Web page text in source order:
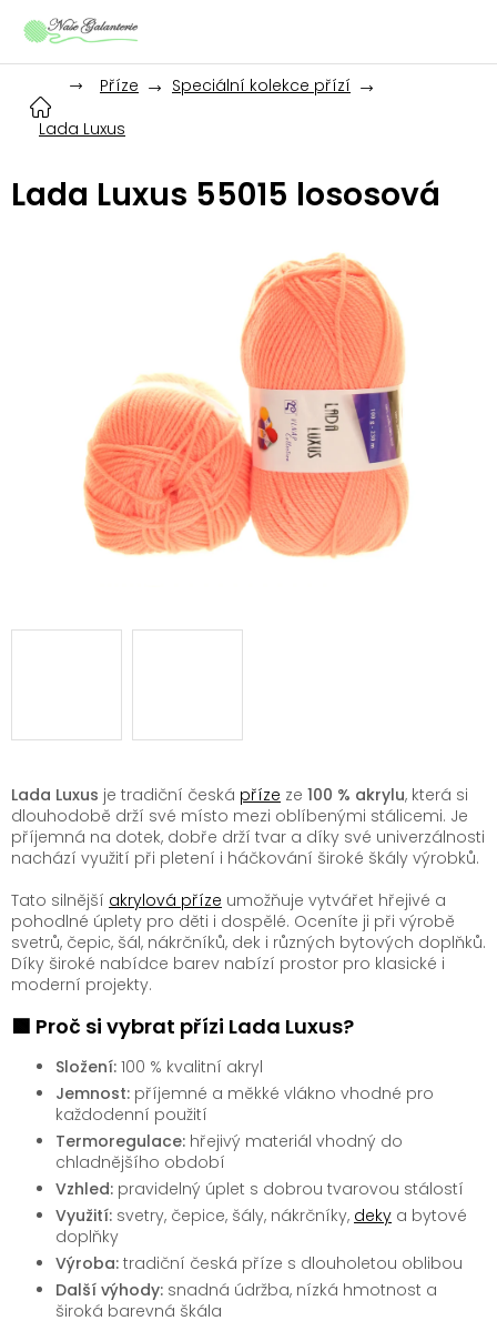
Příze
Speciální kolekce přízí
Lada Luxus
Lada Luxus 55015 lososová
Lada Luxus je tradiční česká příze ze 100 % akrylu, která si
dlouhodobě drží své místo mezi oblíbenými stálicemi. Je
příjemná na dotek, dobře drží tvar a díky své univerzálnosti
nachází využití při pletení i háčkování široké škály výrobků.
Tato silnější akrylová příze umožňuje vytvářet hřejivé a
pohodlné úplety pro děti i dospělé. Oceníte ji při výrobě
svetrů, čepic, šál, nákrčníků, dek i různých bytových doplňků.
Díky široké nabídce barev nabízí prostor pro klasické i
moderní projekty.
🟩 Proč si vybrat přízi Lada Luxus?
Složení: 100 % kvalitní akryl
Jemnost: příjemné a měkké vlákno vhodné pro
každodenní použití
Termoregulace: hřejivý materiál vhodný do
chladnějšího období
Vzhled: pravidelný úplet s dobrou tvarovou stálostí
Využití: svetry, čepice, šály, nákrčníky, deky a bytové
doplňky
Výroba: tradiční česká příze s dlouholetou oblibou
Další výhody: snadná údržba, nízká hmotnost a
široká barevná škála